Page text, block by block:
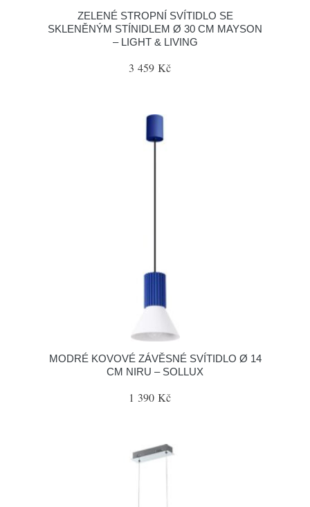
ZELENÉ STROPNÍ SVÍTIDLO SE
SKLENĚNÝM STÍNIDLEM Ø 30 CM MAYSON
– LIGHT & LIVING
3 459 Kč
MODRÉ KOVOVÉ ZÁVĚSNÉ SVÍTIDLO Ø 14
CM NIRU – SOLLUX
1 390 Kč